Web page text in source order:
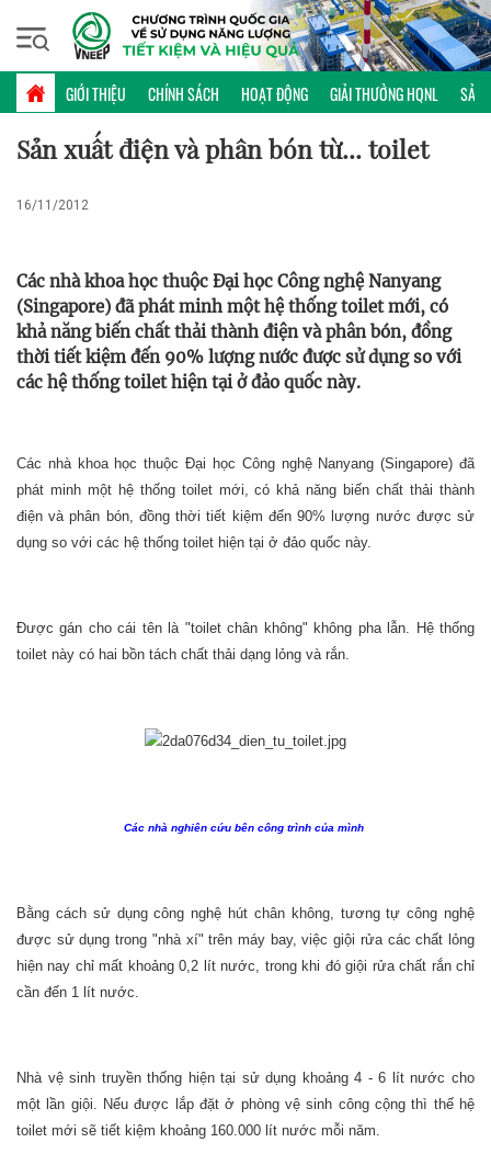
GIỚI THIỆU CHÍNH SÁCH HOẠT ĐỘNG GIẢI THƯỞNG HQNL SẢN
Thứ sáu, 07/08/2026 | 23:19 GMT+7
KHOA HỌC CÔNG NGHỆ
Sản xuất điện và phân bón từ... toilet
16/11/2012
Các nhà khoa học thuộc Đại học Công nghệ Nanyang
(Singapore) đã phát minh một hệ thống toilet mới, có
khả năng biến chất thải thành điện và phân bón, đồng
thời tiết kiệm đến 90% lượng nước được sử dụng so với
các hệ thống toilet hiện tại ở đảo quốc này.
Các nhà khoa học thuộc Đại học Công nghệ Nanyang (Singapore) đã
phát minh một hệ thống toilet mới, có khả năng biến chất thải thành
điện và phân bón, đồng thời tiết kiệm đến 90% lượng nước được sử
dụng so với các hệ thống toilet hiện tại ở đảo quốc này.
Được gán cho cái tên là "toilet chân không" không pha lẫn. Hệ thống
toilet này có hai bồn tách chất thải dạng lỏng và rắn.
Các nhà nghiên cứu bên công trình của mình
Bằng cách sử dụng công nghệ hút chân không, tương tự công nghệ
được sử dụng trong "nhà xí" trên máy bay, việc giội rửa các chất lỏng
hiện nay chỉ mất khoảng 0,2 lít nước, trong khi đó giội rửa chất rắn chỉ
cần đến 1 lít nước.
Nhà vệ sinh truyền thống hiện tại sử dụng khoảng 4 - 6 lít nước cho
một lần giội. Nếu được lắp đặt ở phòng vệ sinh công cộng thì thế hệ
toilet mới sẽ tiết kiệm khoảng 160.000 lít nước mỗi năm.